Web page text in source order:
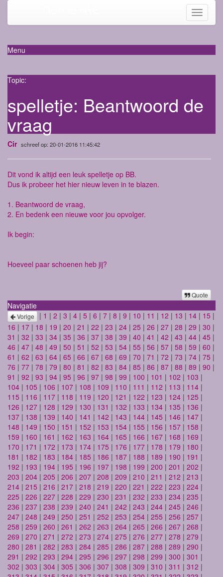
Toggle
Menu
Topic:
spelletje: Beantwoord de
vraag
Cir schreef op: 20-01-2016 11:45:42
Dit vond ik altijd een leuk spelletje op BB.
Dus ik probeer het hier nieuw leven in te blazen.
1. Beantwoord de vraag,
2. En bedenk een nieuwe voor jou opvolger.
Ik begin:
Hoeveel paar schoenen heb jij?
Quote
Navigatie
Vorige | 1 | 2 | 3 | 4 | 5 | 6 | 7 | 8 | 9 | 10 | 11 | 12 | 13 | 14 | 15 |
16 | 17 | 18 | 19 | 20 | 21 | 22 | 23 | 24 | 25 | 26 | 27 | 28 | 29 | 30 |
31 | 32 | 33 | 34 | 35 | 36 | 37 | 38 | 39 | 40 | 41 | 42 | 43 | 44 | 45 |
46 | 47 | 48 | 49 | 50 | 51 | 52 | 53 | 54 | 55 | 56 | 57 | 58 | 59 | 60 |
61 | 62 | 63 | 64 | 65 | 66 | 67 | 68 | 69 | 70 | 71 | 72 | 73 | 74 | 75 |
76 | 77 | 78 | 79 | 80 | 81 | 82 | 83 | 84 | 85 | 86 | 87 | 88 | 89 | 90 |
91 | 92 | 93 | 94 | 95 | 96 | 97 | 98 | 99 | 100 | 101 | 102 | 103 |
104 | 105 | 106 | 107 | 108 | 109 | 110 | 111 | 112 | 113 | 114 |
115 | 116 | 117 | 118 | 119 | 120 | 121 | 122 | 123 | 124 | 125 |
126 | 127 | 128 | 129 | 130 | 131 | 132 | 133 | 134 | 135 | 136 |
137 | 138 | 139 | 140 | 141 | 142 | 143 | 144 | 145 | 146 | 147 |
148 | 149 | 150 | 151 | 152 | 153 | 154 | 155 | 156 | 157 | 158 |
159 | 160 | 161 | 162 | 163 | 164 | 165 | 166 | 167 | 168 | 169 |
170 | 171 | 172 | 173 | 174 | 175 | 176 | 177 | 178 | 179 | 180 |
181 | 182 | 183 | 184 | 185 | 186 | 187 | 188 | 189 | 190 | 191 |
192 | 193 | 194 | 195 | 196 | 197 | 198 | 199 | 200 | 201 | 202 |
203 | 204 | 205 | 206 | 207 | 208 | 209 | 210 | 211 | 212 | 213 |
214 | 215 | 216 | 217 | 218 | 219 | 220 | 221 | 222 | 223 | 224 |
225 | 226 | 227 | 228 | 229 | 230 | 231 | 232 | 233 | 234 | 235 |
236 | 237 | 238 | 239 | 240 | 241 | 242 | 243 | 244 | 245 | 246 |
247 | 248 | 249 | 250 | 251 | 252 | 253 | 254 | 255 | 256 | 257 |
258 | 259 | 260 | 261 | 262 | 263 | 264 | 265 | 266 | 267 | 268 |
269 | 270 | 271 | 272 | 273 | 274 | 275 | 276 | 277 | 278 | 279 |
280 | 281 | 282 | 283 | 284 | 285 | 286 | 287 | 288 | 289 | 290 |
291 | 292 | 293 | 294 | 295 | 296 | 297 | 298 | 299 | 300 | 301 |
302 | 303 | 304 | 305 | 306 | 307 | 308 | 309 | 310 | 311 | 312 |